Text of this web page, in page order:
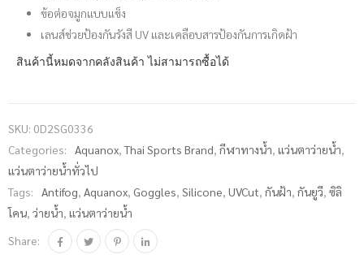
ข้อต่อจมูกแบบแข็ง
เลนส์ช่วยป้องกันรังสี UV และเคลือบสารป้องกันการเกิดฝ้า
สินค้านี้หมดจากคลังสินค้า ไม่สามารถซื้อได้
SKU: 0D2SG0336
Categories:
Aquanox,Thai Sports Brand, กีฬาทางน้ำ, แว่นตาว่ายน้ำ,
แว่นตาว่ายน้ำทั่วไป
Tags:
Antifog, Aquanox, Goggles, Silicone, UVCut, กันฝ้า, กันยูวี, ซิลิ
โคน, ว่ายน้ำ, แว่นตาว่ายน้ำ
Share: